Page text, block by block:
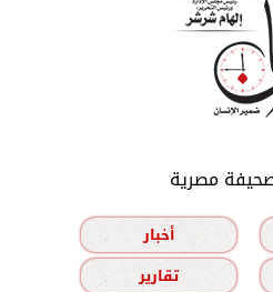
مصرية
أخبار
تقارير